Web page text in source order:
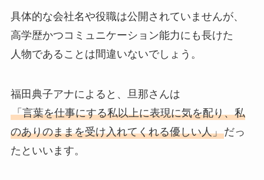
具体的な会社名や役職は公開されていませんが、
高学歴かつコミュニケーション能力にも長けた
人物であることは間違いないでしょう。
福田典子アナによると、旦那さんは
「言葉を仕事にする私以上に表現に気を配り、私
のありのままを受け入れてくれる優しい人」だっ
たといいます。